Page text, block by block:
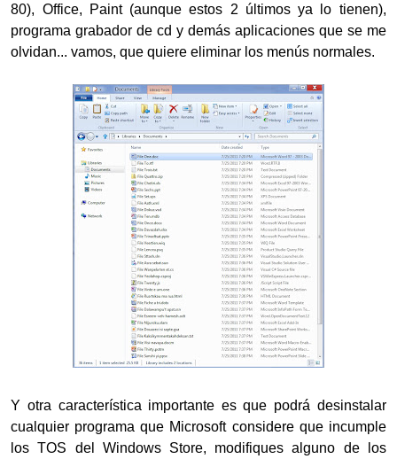
80), Office, Paint (aunque estos 2 últimos ya lo tienen),
programa grabador de cd y demás aplicaciones que se me
olvidan... vamos, que quiere eliminar los menús normales.
Y otra característica importante es que podrá desinstalar
cualquier programa que Microsoft considere que incumple
los TOS del Windows Store, modifiques alguno de los